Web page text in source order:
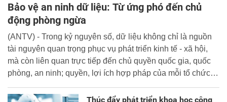
Bảo vệ an ninh dữ liệu: Từ ứng phó đến chủ
động phòng ngừa
(ANTV) - Trong kỷ nguyên số, dữ liệu không chỉ là nguồn
tài nguyên quan trọng phục vụ phát triển kinh tế - xã hội,
mà còn liên quan trực tiếp đến chủ quyền quốc gia, quốc
phòng, an ninh; quyền, lợi ích hợp pháp của mỗi tổ chức,
Thúc đẩy phát triển khoa học công